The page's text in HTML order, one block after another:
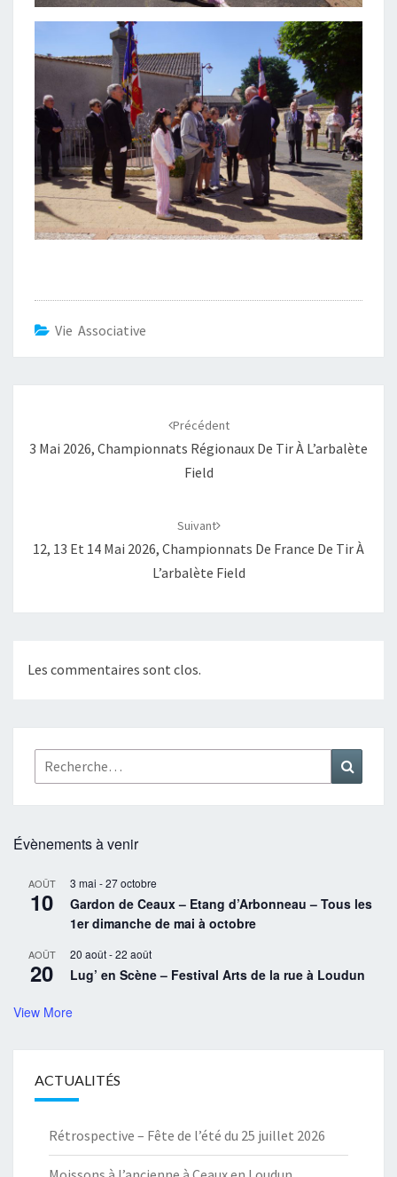
Vie Associative
Précédent
3 Mai 2026, Championnats Régionaux De Tir À L’arbalète
Field
Suivant
12, 13 Et 14 Mai 2026, Championnats De France De Tir À
L’arbalète Field
Les commentaires sont clos.
Rechercher :
Évènements à venir
AOÛT
10
3 mai -27 octobre
Gardon de Ceaux – Etang d’Arbonneau – Tous les
1er dimanche de mai à octobre
AOÛT
20
20 août-22 août
Lug’ en Scène – Festival Arts de la rue à Loudun
View More
ACTUALITÉS
Rétrospective – Fête de l’été du 25 juillet 2026